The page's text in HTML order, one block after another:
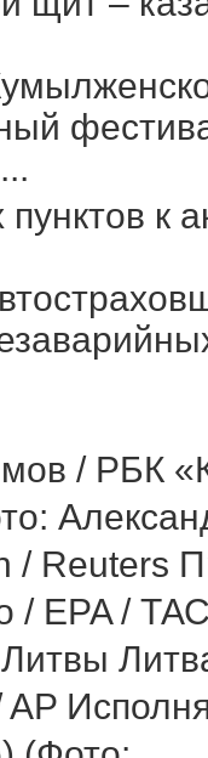
к
/ РБК
/ Reuters
/ EPA /